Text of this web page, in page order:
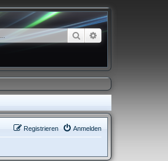
Suche Erweiterte Suche
Anmelden
Registrieren